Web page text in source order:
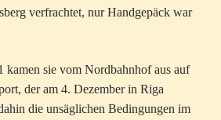
verfrachtet, nur Handgepäck war
kamen sie vom Nordbahnhof aus auf
der am 4. Dezember in Riga
die unsäglichen Bedingungen im